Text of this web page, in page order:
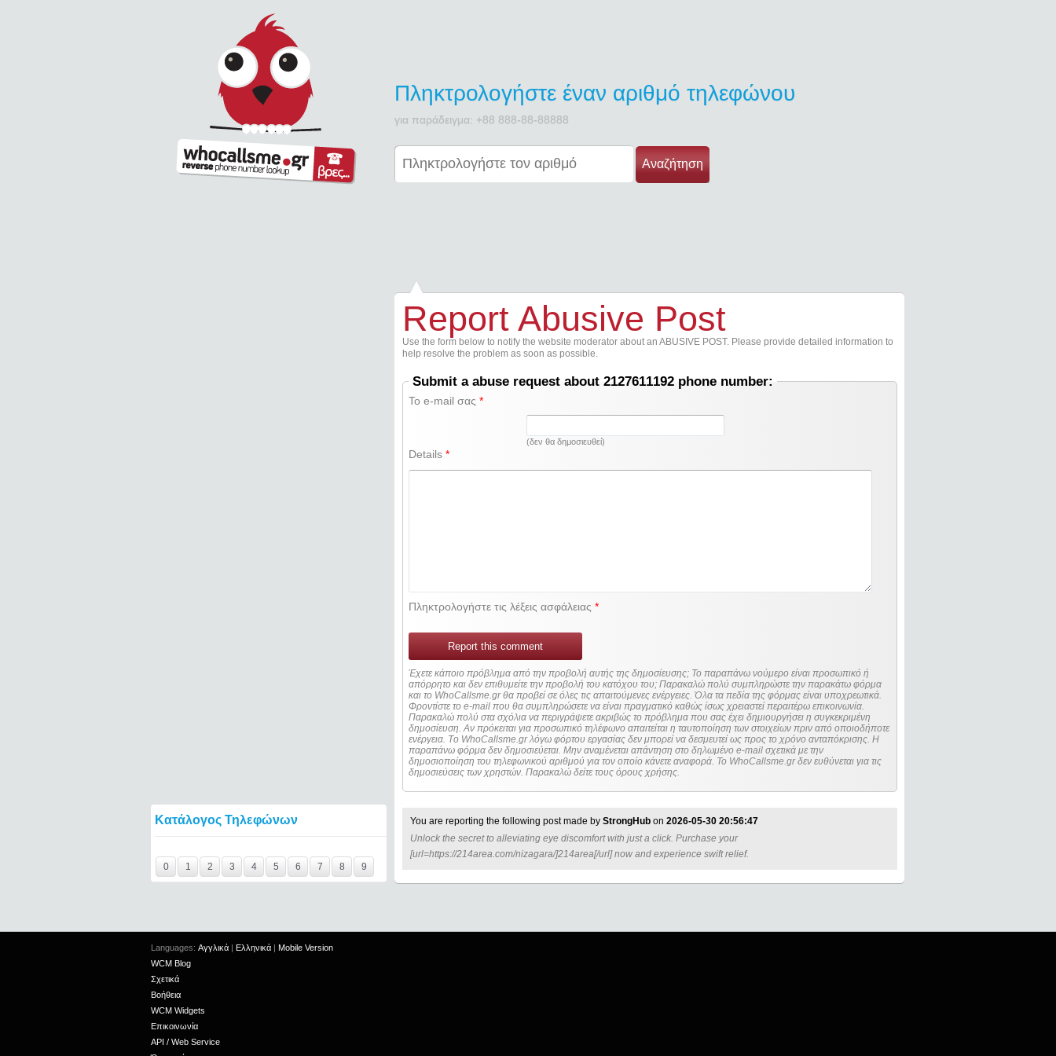
Πληκτρολογήστε έναν αριθμό τηλεφώνου
για παράδειγμα: +88 888-88-88888
Αναζήτηση
Κατάλογος Τηλεφώνων
0
1 2 3 4 5 6 7 8 9
Report Abusive Post
Use the form below to notify the website moderator about an ABUSIVE POST. Please provide detailed information to
help resolve the problem as soon as possible.
Submit a abuse request about 2127611192 phone number:
Το e-mail σας*
(δεν θα δημοσιευθεί)
Details*
Πληκτρολογήστε τις λέξεις ασφάλειας*
Report this comment
Έχετε κάποιο πρόβλημα από την προβολή αυτής της δημοσίευσης; Το παραπάνω νούμερο είναι προσωπικό ή
απόρρητο και δεν επιθυμείτε την προβολή του κατόχου του; Παρακαλώ πολύ συμπληρώστε την παρακάτω φόρμα
και το WhoCallsme.gr θα προβεί σε όλες τις απαιτούμενες ενέργειες. Όλα τα πεδία της φόρμας είναι υποχρεωτικά.
Φροντίστε το e-mail που θα συμπληρώσετε να είναι πραγματικό καθώς ίσως χρειαστεί περαιτέρω επικοινωνία.
Παρακαλώ πολύ στα σχόλια να περιγράψετε ακριβώς το πρόβλημα που σας έχει δημιουργήσει η συγκεκριμένη
δημοσίευση. Αν πρόκειται για προσωπικό τηλέφωνο απαιτείται η ταυτοποίηση των στοιχείων πριν από οποιοδήποτε
ενέργεια. Τo WhoCallsme.gr λόγω φόρτου εργασίας δεν μπορεί να δεσμευτεί ως προς το χρόνο ανταπόκρισης. Η
παραπάνω φόρμα δεν δημοσιεύεται. Μην αναμένεται απάντηση στο δηλωμένο e-mail σχετικά με την
δημοσιοποίηση του τηλεφωνικού αριθμού για τον οποίο κάνετε αναφορά. Το WhoCallsme.gr δεν ευθύνεται για τις
δημοσιεύσεις των χρηστών. Παρακαλώ δείτε τους όρους χρήσης.
You are reporting the following post made by StrongHub on 2026-05-30 20:56:47
Unlock the secret to alleviating eye discomfort with just a click. Purchase your
[url=https://214area.com/nizagara/]214area[/url] now and experience swift relief.
Languages: Αγγλικά | Ελληνικά | Mobile Version
WCM Blog
Σχετικά
Βοήθεια
WCM Widgets
Επικοινωνία
API / Web Service